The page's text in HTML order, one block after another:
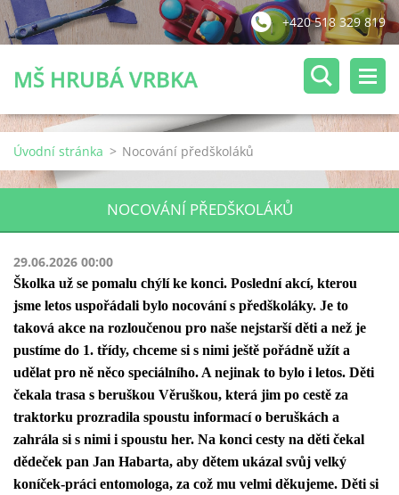
+420 518 329 819
MŠ HRUBÁ VRBKA
Úvodní stránka > Nocování předškoláků
NOCOVÁNÍ PŘEDŠKOLÁKŮ
29.06.2026 00:00
Školka už se pomalu chýlí ke konci. Poslední akcí, kterou
jsme letos uspořádali bylo nocování s předškoláky. Je to
taková akce na rozloučenou pro naše nejstarší děti a než je
pustíme do 1. třídy, chceme si s nimi ještě pořádně užít a
udělat pro ně něco speciálního. A nejinak to bylo i letos. Děti
čekala trasa s beruškou Věruškou, která jim po cestě za
traktorku prozradila spoustu informací o beruškách a
zahrála si s nimi i spoustu her. Na konci cesty na děti čekal
dědeček pan Jan Habarta, aby dětem ukázal svůj velký
koníček-práci entomologa, za což mu velmi děkujeme. Děti si